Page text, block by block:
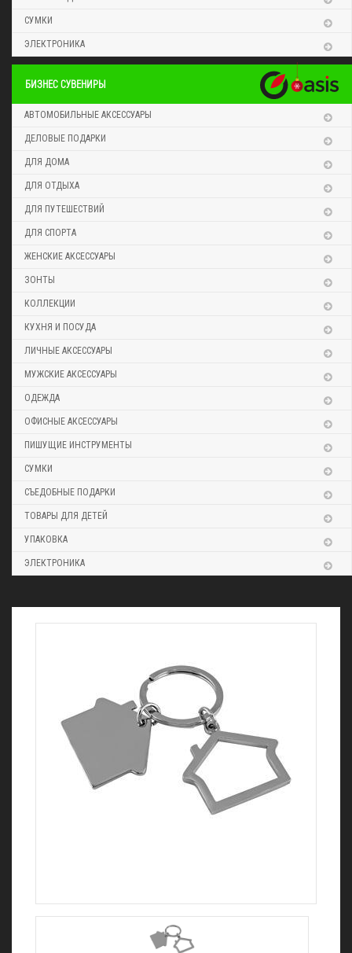
СУМКИ
ЭЛЕКТРОНИКА
БИЗНЕС СУВЕНИРЫ
АВТОМОБИЛЬНЫЕ АКСЕССУАРЫ
ДЕЛОВЫЕ ПОДАРКИ
ДЛЯ ДОМА
ДЛЯ ОТДЫХА
ДЛЯ ПУТЕШЕСТВИЙ
ДЛЯ СПОРТА
ЖЕНСКИЕ АКСЕССУАРЫ
ЗОНТЫ
КОЛЛЕКЦИИ
КУХНЯ И ПОСУДА
ЛИЧНЫЕ АКСЕССУАРЫ
МУЖСКИЕ АКСЕССУАРЫ
ОДЕЖДА
ОФИСНЫЕ АКСЕССУАРЫ
ПИШУЩИЕ ИНСТРУМЕНТЫ
СУМКИ
СЪЕДОБНЫЕ ПОДАРКИ
ТОВАРЫ ДЛЯ ДЕТЕЙ
УПАКОВКА
ЭЛЕКТРОНИКА